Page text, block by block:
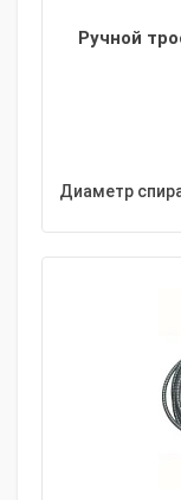
Ручной
Диаметр